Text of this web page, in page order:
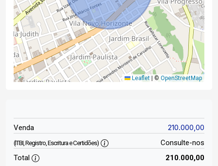
Leaflet © OpenStreetMap
Venda 210.000,00
(ITBI, Registro, Escritura e Certidões)
Consulte-nos
Total
210.000,00